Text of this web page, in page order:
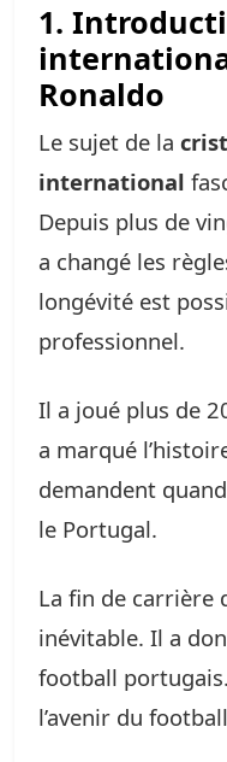
1.
Ronaldo
Le sujet de la
international
Depuis plus de
a changé les
longévité est
professionnel.
Il a joué plus de
a marqué
demandent
le Portugal.
La fin de carrière
inévitable. Il a
football
l’avenir du